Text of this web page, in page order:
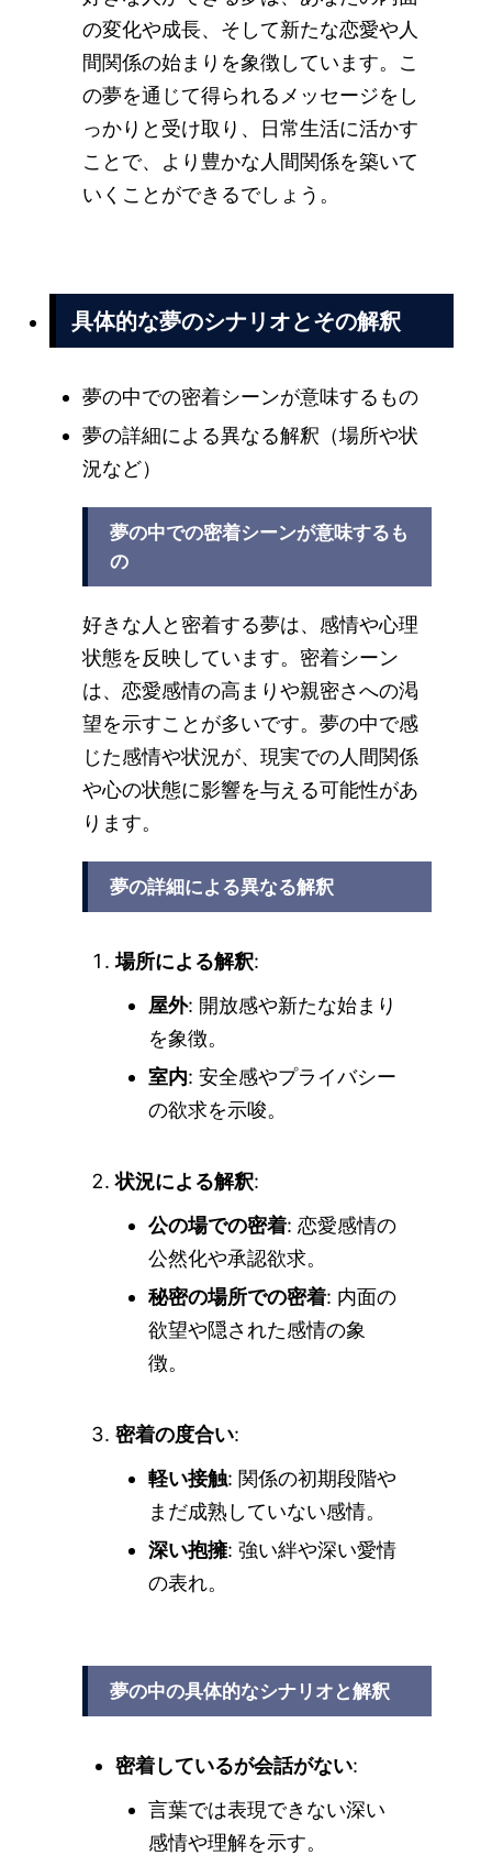
の変化や成長、そして新たな恋愛や人
間関係の始まりを象徴しています。こ
の夢を通じて得られるメッセージをし
っかりと受け取り、日常生活に活かす
ことで、より豊かな人間関係を築いて
いくことができるでしょう。
具体的な夢のシナリオとその解釈
夢の中での密着シーンが意味するもの
夢の詳細による異なる解釈（場所や状
況など）
夢の中での密着シーンが意味するも
の
好きな人と密着する夢は、感情や心理
状態を反映しています。密着シーン
は、恋愛感情の高まりや親密さへの渇
望を示すことが多いです。夢の中で感
じた感情や状況が、現実での人間関係
や心の状態に影響を与える可能性があ
ります。
夢の詳細による異なる解釈
場所による解釈:
屋外: 開放感や新たな始まり
を象徴。
室内: 安全感やプライバシー
の欲求を示唆。
状況による解釈:
公の場での密着: 恋愛感情の
公然化や承認欲求。
秘密の場所での密着: 内面の
欲望や隠された感情の象
徴。
密着の度合い:
軽い接触: 関係の初期段階や
まだ成熟していない感情。
深い抱擁: 強い絆や深い愛情
の表れ。
夢の中の具体的なシナリオと解釈
密着しているが会話がない:
言葉では表現できない深い
感情や理解を示す。